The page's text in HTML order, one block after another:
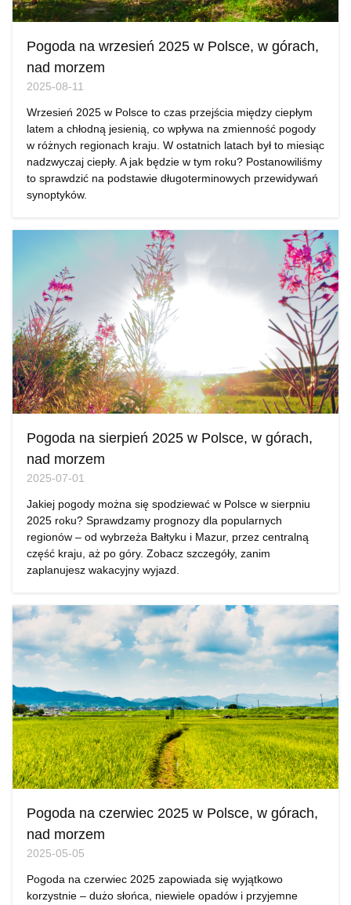
Pogoda na wrzesień 2025 w Polsce, w górach,
nad morzem
2025-08-11
Wrzesień 2025 w Polsce to czas przejścia między ciepłym
latem a chłodną jesienią, co wpływa na zmienność pogody
w różnych regionach kraju. W ostatnich latach był to miesiąc
nadzwyczaj ciepły. A jak będzie w tym roku? Postanowiliśmy
to sprawdzić na podstawie długoterminowych przewidywań
synoptyków.
Pogoda na sierpień 2025 w Polsce, w górach,
nad morzem
2025-07-01
Jakiej pogody można się spodziewać w Polsce w sierpniu
2025 roku? Sprawdzamy prognozy dla popularnych
regionów – od wybrzeża Bałtyku i Mazur, przez centralną
część kraju, aż po góry. Zobacz szczegóły, zanim
zaplanujesz wakacyjny wyjazd.
Pogoda na czerwiec 2025 w Polsce, w górach,
nad morzem
2025-05-05
Pogoda na czerwiec 2025 zapowiada się wyjątkowo
korzystnie – dużo słońca, niewiele opadów i przyjemne